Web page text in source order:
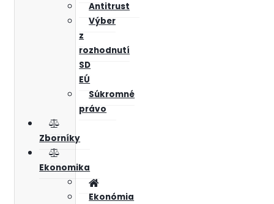
Antitrust
Výber
z
rozhodnutí
SD
EÚ
Súkromné
právo
Zborníky
Ekonomika
Ekonómia